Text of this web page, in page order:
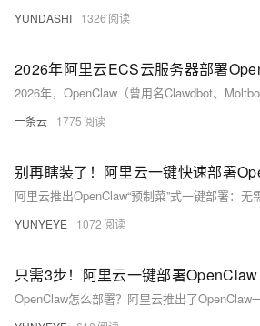
YUNDASHI 1326
一条云 1775
别再瞎装了！阿里云一键快速部署
YUNYEYE 1072